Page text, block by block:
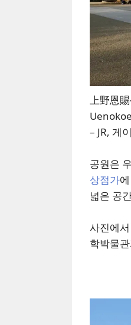
上野恩
– JR, 게
공원은
상점가
넓은 공
사진에
학박물